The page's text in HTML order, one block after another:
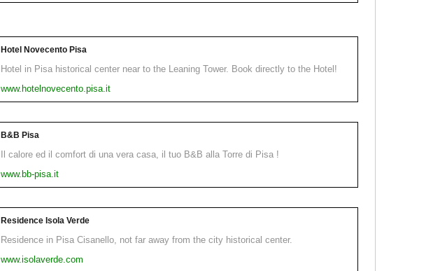
Hotel Novecento Pisa
Hotel in Pisa historical center near to the Leaning Tower. Book directly to the Hotel!
www.hotelnovecento.pisa.it
B&B Pisa
Il calore ed il comfort di una vera casa, il tuo B&B alla Torre di Pisa !
www.bb-pisa.it
Residence Isola Verde
Residence in Pisa Cisanello, not far away from the city historical center.
www.isolaverde.com